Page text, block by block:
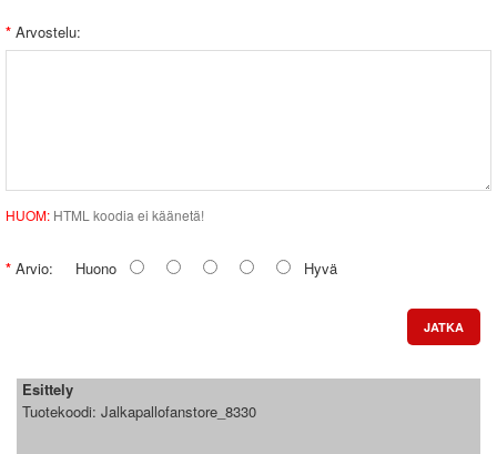
Arvostelu:
HUOM: HTML koodia ei käänetä!
Arvio: Huono Hyvä
JATKA
Esittely
Tuotekoodi: Jalkapallofanstore_8330